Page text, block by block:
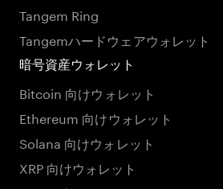
Tangem Ring
Tangemハードウェアウォレット
暗号資産ウォレット
Bitcoin 向けウォレット
Ethereum 向けウォレット
Solana 向けウォレット
XRP 向けウォレット